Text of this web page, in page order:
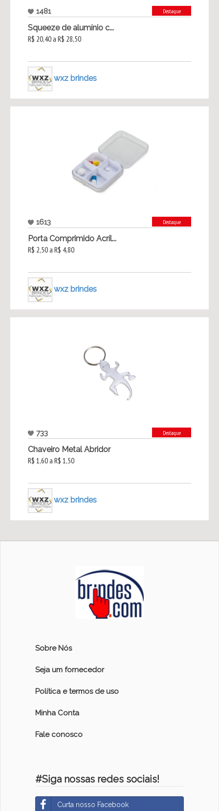
1481 Destaque
Squeeze de alumínio c...
R$ 20,40 a R$ 28,50
wxz brindes
1613 Destaque
Porta Comprimido Acríl...
R$ 2,50 a R$ 4,80
wxz brindes
733 Destaque
Chaveiro Metal Abridor
R$ 1,60 a R$ 1,50
wxz brindes
Sobre Nós
Seja um fornecedor
Política e termos de uso
Minha Conta
Fale conosco
#Siga nossas redes sociais!
Curta nosso Facebook